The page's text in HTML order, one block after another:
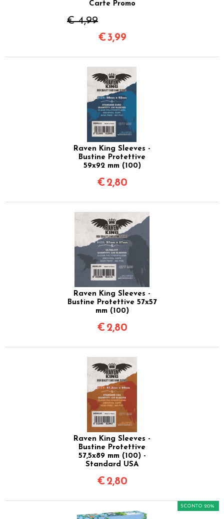
Carte Promo
€ 4,99
€3,99
Raven King Sleeves -
Bustine Protettive
59x92 mm (100)
€ 2,80
Raven King Sleeves -
Bustine Protettive 57x57
mm (100)
€ 2,80
Raven King Sleeves -
Bustine Protettive
57,5x89 mm (100) -
Standard USA
€ 2,80
SCONTO 20%